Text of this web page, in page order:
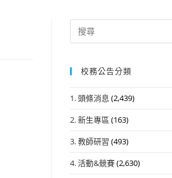
Search
for:
校務公告分類
1. 頭條消息 (2,439)
2. 新生專區 (163)
3. 教師研習 (493)
4. 活動&競賽(2,630)